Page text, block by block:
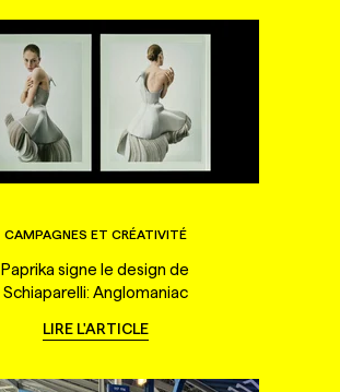
CAMPAGNES ET CRÉATIVITÉ
Paprika signe le design de
Schiaparelli: Anglomaniac
LIRE L'ARTICLE